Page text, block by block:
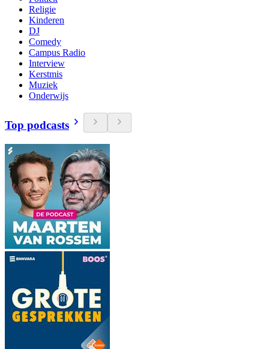
Religie
Kinderen
DJ
Comedy
Campus Radio
Interview
Kerstmis
Muziek
Onderwijs
Top podcasts